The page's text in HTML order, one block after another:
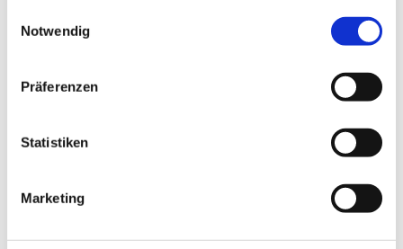
Notwendig
Präferenzen
Statistiken
Marketing